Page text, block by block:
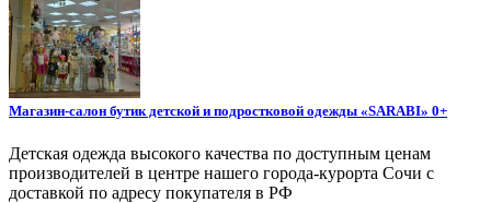
Магазин-салон бутик детской и подростковой одежды «SARABI» 0+
Детская одежда высокого качества по доступным ценам
производителей в центре нашего города-курорта Сочи с
доставкой по адресу покупателя в РФ